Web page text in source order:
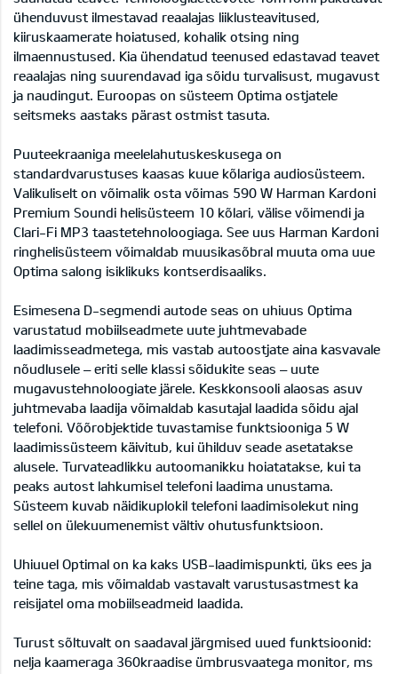
ühenduvust ilmestavad reaalajas liiklusteavitused,
kiiruskaamerate hoiatused, kohalik otsing ning
ilmaennustused. Kia ühendatud teenused edastavad teavet
reaalajas ning suurendavad iga sõidu turvalisust, mugavust
ja naudingut. Euroopas on süsteem Optima ostjatele
seitsmeks aastaks pärast ostmist tasuta.
Puuteekraaniga meelelahutuskeskusega on
standardvarustuses kaasas kuue kõlariga audiosüsteem.
Valikuliselt on võimalik osta võimas 590 W Harman Kardoni
Premium Soundi helisüsteem 10 kõlari, välise võimendi ja
Clari-Fi MP3 taastetehnoloogiaga. See uus Harman Kardoni
ringhelisüsteem võimaldab muusikasõbral muuta oma uue
Optima salong isiklikuks kontserdisaaliks.
Esimesena D-segmendi autode seas on uhiuus Optima
varustatud mobiilseadmete uute juhtmevabade
laadimisseadmetega, mis vastab autoostjate aina kasvavale
nõudlusele – eriti selle klassi sõidukite seas – uute
mugavustehnoloogiate järele. Keskkonsooli alaosas asuv
juhtmevaba laadija võimaldab kasutajal laadida sõidu ajal
telefoni. Võõrobjektide tuvastamise funktsiooniga 5 W
laadimissüsteem käivitub, kui ühilduv seade asetatakse
alusele. Turvateadlikku autoomanikku hoiatatakse, kui ta
peaks autost lahkumisel telefoni laadima unustama.
Süsteem kuvab näidikuplokil telefoni laadimisolekut ning
sellel on ülekuumenemist vältiv ohutusfunktsioon.
Uhiuuel Optimal on ka kaks USB-laadimispunkti, üks ees ja
teine taga, mis võimaldab vastavalt varustusastmest ka
reisijatel oma mobiilseadmeid laadida.
Turust sõltuvalt on saadaval järgmised uued funktsioonid:
nelja kaameraga 360kraadise ümbrusvaatega monitor, ms